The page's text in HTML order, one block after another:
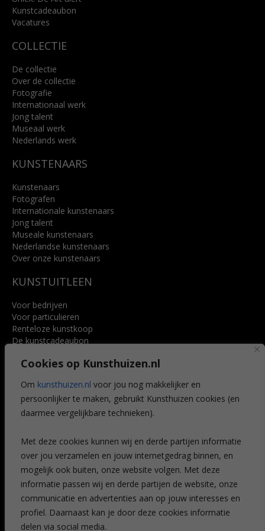
Cookies op Kunsthuizen.nl
Om kunsthuizen.nl voor jou nog makkelijker en
persoonlijker te maken, gebruikt Kunsthuizen cookies (en
daarmee vergelijkbare technieken).
Met deze cookies kunnen wij en derde partijen informatie
over jou verzamelen en jouw internetgedrag binnen, en
mogelijk ook buiten, onze website volgen. Met deze
informatie passen wij en derde partijen de website, onze
communicatie en advertenties aan op jouw interesses en
profiel. Daarnaast kan je door deze cookies informatie
delen via social media.
Lees meer
Kunstcadeaubon
Vacatures
COLLECTIE
De collectie
Over de collectie
Fotografie
Internationaal werk
Jong talent
Museaal werk
Nederlands werk
KUNSTENAARS
Kunstenaars
Fotografen
Internationale kunstenaars
Jong talent
Museale kunstenaars
Nederlandse kunstenaars
Over onze kunstenaars
KUNSTUITLEEN
Voor bedrijven
Voor particulieren
Renteloze kunstkoop
De kunstcadeaubon
Voordelen
Veelgestelde vragen
CONTACT
Leiden
Amsterdam
Breda
Favorieten
Mijn art alert